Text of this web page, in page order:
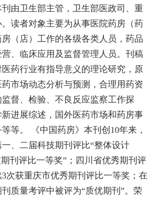
刊由卫生部主管，卫生部医政司、重
读者对象主要为从事医院药房（药
（店）工作的各级各类人员，药品
、临床应用及监督管理人员。刊稿
药行业有指导意义的理论研究，原
市场动态分析与预测，合理用药资
督、检验、不良反应监察工作探
进展综述，国外医药市场和药房事
等。 《中国药房》本刊创10年来，
、二届科技期刊评比“整体设计
刊评比一等奖”；四川省优秀期刊评
次获重庆市优秀期刊评比一等奖；在
刊质量考评中被评为“质优期刊”。荣